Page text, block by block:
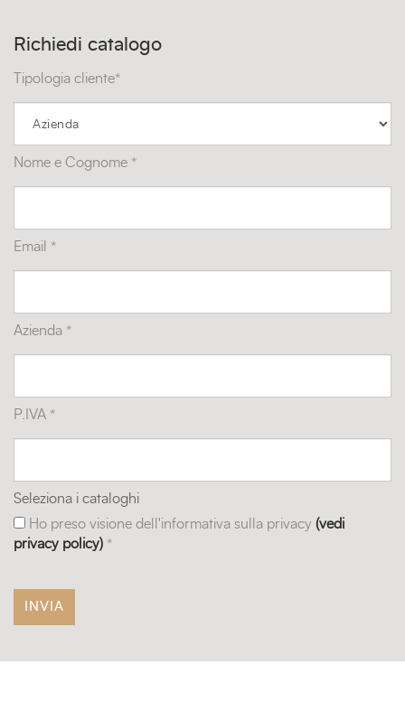
Richiedi catalogo
Tipologia cliente*
Nome e Cognome *
Email *
Azienda *
P.IVA *
Seleziona i cataloghi
Ho preso visione dell'informativa sulla privacy (vedi
privacy policy) *